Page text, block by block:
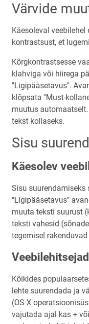
Värvide
Käesoleval
kontrastsust, et
Kõrgkontrastsesse
klahviga või hiirega
"Ligipääsetavus".
klõpsata "Must-
muutus
tekst kollaseks.
Sisu
Käesolev
Sisu
"Ligipääsetavus"
muuta teksti suurust
teksti vahesid
tegemisel
Veebilehitsejad
Kõikides
lehte suurendada ja
(OS X
vajutada ajal kas +